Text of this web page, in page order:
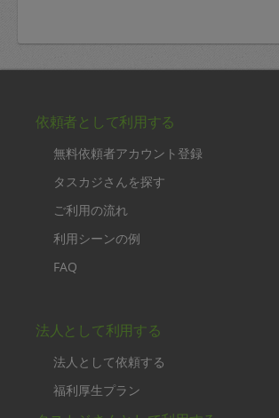
依頼者として利用する
無料依頼者アカウント登録
タスカジさんを探す
ご利用の流れ
利用シーンの例
FAQ
法人として利用する
法人として依頼する
福利厚生プラン